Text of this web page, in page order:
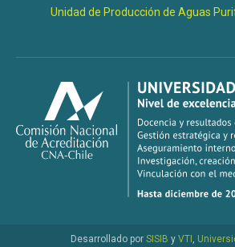
Unidad de Producción de Aguas
Desarrollado por SISIB y VTI